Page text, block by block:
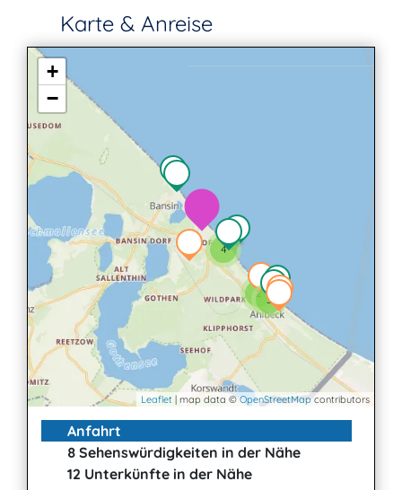
Karte & Anreise
2 3
4
+
−
Leaflet | map data ©OpenStreetMap contributors
Anfahrt
8 Sehenswürdigkeiten in der Nähe
12 Unterkünfte in der Nähe